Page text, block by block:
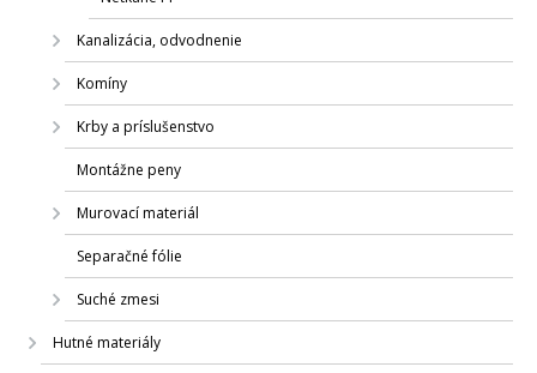
Kanalizácia, odvodnenie
Komíny
Krby a príslušenstvo
Montážne peny
Murovací materiál
Separačné fólie
Suché zmesi
Hutné materiály